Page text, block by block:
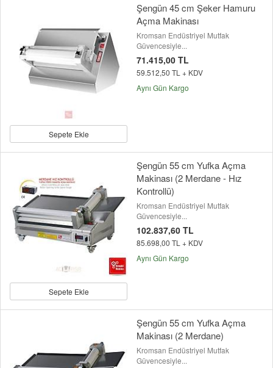
Sepete Ekle
Şengün 45 cm Şeker Hamuru
Açma Makinası
Kromsan Endüstriyel Mutfak
Güvencesiyle...
71.415,00 TL
59.512,50 TL + KDV
Aynı Gün Kargo
Sepete Ekle
Şengün 55 cm Yufka Açma
Makinası (2 Merdane - Hız
Kontrollü)
Kromsan Endüstriyel Mutfak
Güvencesiyle...
102.837,60 TL
85.698,00 TL + KDV
Aynı Gün Kargo
Şengün 55 cm Yufka Açma
Makinası (2 Merdane)
Kromsan Endüstriyel Mutfak
Güvencesiyle...